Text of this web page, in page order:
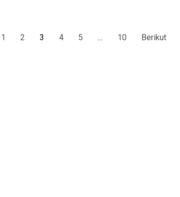
1 2 3 4 5 … 10 Berikut